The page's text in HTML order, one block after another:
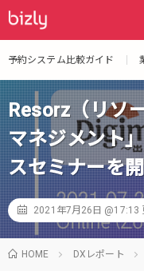
予約システム比較ガイド
Resorz（リソ
マネジメント
スセミナーを
2021年7月26日 @17:13
HOME DXレポート